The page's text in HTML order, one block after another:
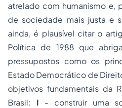
atrelado com humanismo e,
de sociedade mais justa e
ainda, é plausível citar o
Política de 1988 que
pressupostos como os
Estado Democrático de
objetivos fundamentais da
Brasil: I - construir uma